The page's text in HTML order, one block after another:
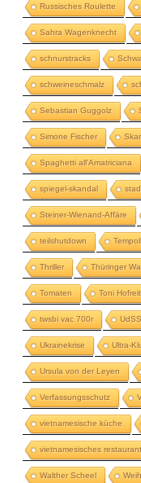
Russisches Roulette
Sahra Wagenknecht
schnurstracks
schweineschmalz
Sebastian Guggolz
Simone Fischer
Spaghetti all'Amatriciana
spiegel-skandal
Steiner-Wienand-Affäre
teilshutdown
Thriller Thüringer
Tomaten Toni
twsbi vac 700r
Ukrainekrise Ultra-
Ursula von der Leyen
Verfassungsschutz
vietnamesische küche
vietnamesisches restaurant
Walther Scheel